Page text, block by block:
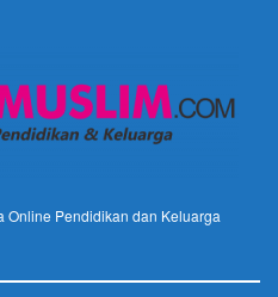
Online Pendidikan dan Keluarga